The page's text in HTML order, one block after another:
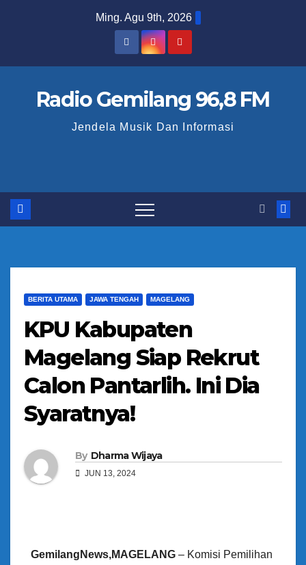
t
Ming. Agu 9th, 2026
Radio Gemilang 96,8 FM
Jendela Musik Dan Informasi
BERITA UTAMA JAWA TENGAH MAGELANG
KPU Kabupaten
Magelang Siap Rekrut
Calon Pantarlih. Ini Dia
Syaratnya!
By Dharma Wijaya
JUN 13, 2024
GemilangNews,MAGELANG – Komisi Pemilihan